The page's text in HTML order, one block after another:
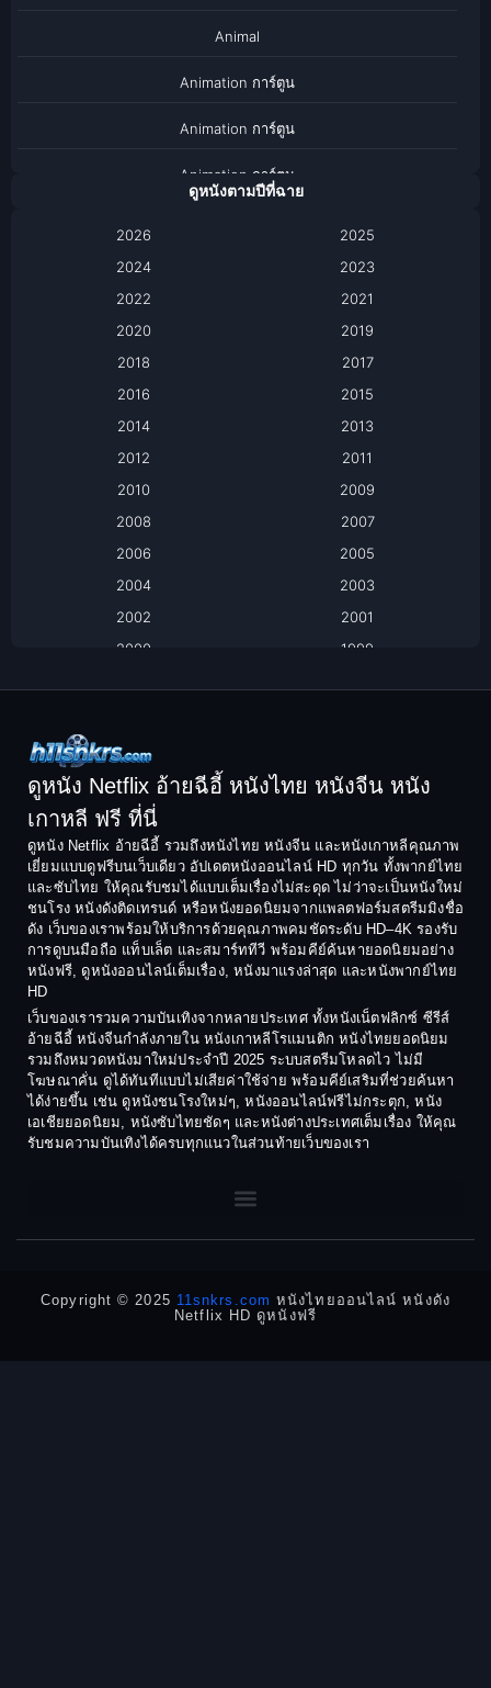
Animal
Animation การ์ตูน
Animation การ์ตูน
Animation การ์ตูน
Based on a True Story เรื่องจริง
Based on a True Story เรื่องจริง
Comedy ตลก
Coming-of-age ชีวิตวัยรุ่น
Crime อาชญากรรม
Crime อาชญากรรม
Culture
Dance เต้น
Dark Comedy ตลกร้าย
DC
Detective สืบสวน
ดูหนังตามปีที่ฉาย
2026
2025
2024
2023
2022
2021
2020
2019
2018
2017
2016
2015
2014
2013
2012
2011
2010
2009
2008
2007
2006
2005
2004
2003
2002
2001
2000
1999
1994
1992
1991
1990
1988
1987
1986
1985
1984
1983
1982
1981
1980
1978
1974
1973
1972
1971
1970
1969
1968
1964
ดูหนัง Netflix อ้ายฉีอี้ หนังไทย หนังจีน หนัง
เกาหลี ฟรี ที่นี่
ดูหนัง Netflix อ้ายฉีอี้ รวมถึงหนังไทย หนังจีน และหนังเกาหลีคุณภาพ
เยี่ยมแบบดูฟรีบนเว็บเดียว อัปเดตหนังออนไลน์ HD ทุกวัน ทั้งพากย์ไทย
และซับไทย ให้คุณรับชมได้แบบเต็มเรื่องไม่สะดุด ไม่ว่าจะเป็นหนังใหม่
ชนโรง หนังดังติดเทรนด์ หรือหนังยอดนิยมจากแพลตฟอร์มสตรีมมิงชื่อ
ดัง เว็บของเราพร้อมให้บริการด้วยคุณภาพคมชัดระดับ HD–4K รองรับ
การดูบนมือถือ แท็บเล็ต และสมาร์ททีวี พร้อมคีย์ค้นหายอดนิยมอย่าง
หนังฟรี, ดูหนังออนไลน์เต็มเรื่อง, หนังมาแรงล่าสุด และหนังพากย์ไทย
HD
เว็บของเรารวมความบันเทิงจากหลายประเทศ ทั้งหนังเน็ตฟลิกซ์ ซีรีส์
อ้ายฉีอี้ หนังจีนกำลังภายใน หนังเกาหลีโรแมนติก หนังไทยยอดนิยม
รวมถึงหมวดหนังมาใหม่ประจำปี 2025 ระบบสตรีมโหลดไว ไม่มี
โฆษณาคั่น ดูได้ทันทีแบบไม่เสียค่าใช้จ่าย พร้อมคีย์เสริมที่ช่วยค้นหา
ได้ง่ายขึ้น เช่น ดูหนังชนโรงใหม่ๆ, หนังออนไลน์ฟรีไม่กระตุก, หนัง
เอเชียยอดนิยม, หนังซับไทยชัดๆ และหนังต่างประเทศเต็มเรื่อง ให้คุณ
รับชมความบันเทิงได้ครบทุกแนวในส่วนท้ายเว็บของเรา
Copyright © 2025 11snkrs.com หนังไทยออนไลน์ หนังดัง
Netflix HD ดูหนังฟรี